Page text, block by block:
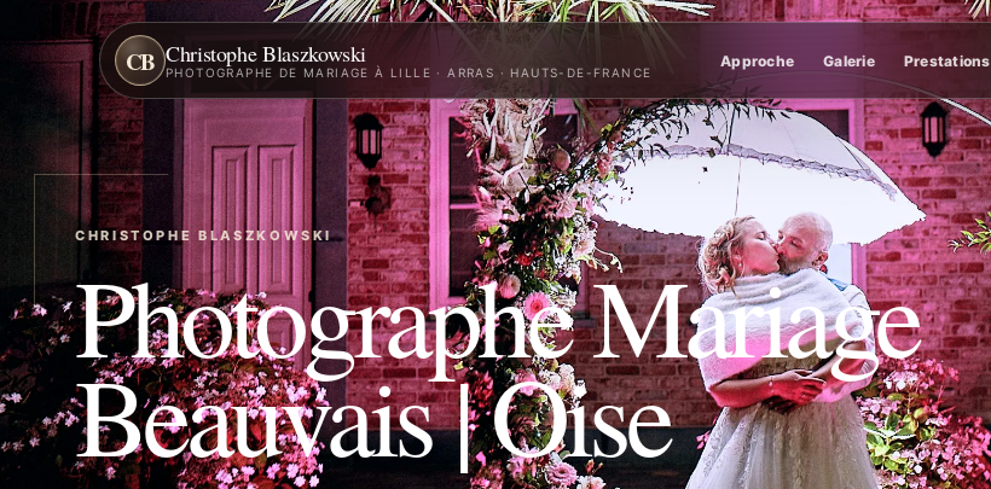
CB Christophe Blaszkowski
PHOTOGRAPHE DE MARIAGE À LILLE · ARRAS · HAUTS-DE-FRANCE
Approche Galerie Prestations
CHRISTOPHE BLASZKOWSKI
Photographe Mariage
Beauvais | Oise